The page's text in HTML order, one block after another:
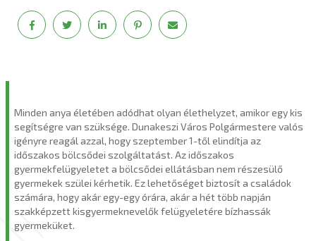
Minden anya életében adódhat olyan élethelyzet, amikor egy kis
segítségre van szüksége. Dunakeszi Város Polgármestere valós
igényre reagál azzal, hogy szeptember 1-től elindítja az
időszakos bölcsődei szolgáltatást. Az időszakos
gyermekfelügyeletet a bölcsődei ellátásban nem részesülő
gyermekek szülei kérhetik. Ez lehetőséget biztosít a családok
számára, hogy akár egy-egy órára, akár a hét több napján
szakképzett kisgyermeknevelők felügyeletére bízhassák
gyermeküket.